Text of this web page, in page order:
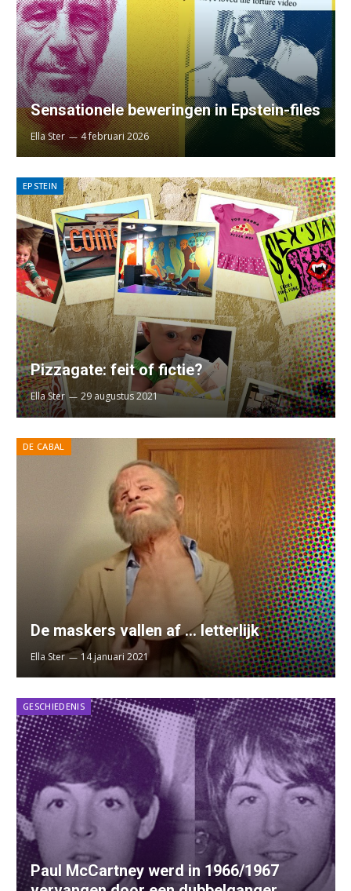
Sensationele beweringen in Epstein-files
Ella Ster 4 februari 2026
EPSTEIN
Pizzagate: feit of fictie?
Ella Ster 29 augustus 2021
DE CABAL
De maskers vallen af … letterlijk
Ella Ster 14 januari 2021
GESCHIEDENIS
Paul McCartney werd in 1966/1967